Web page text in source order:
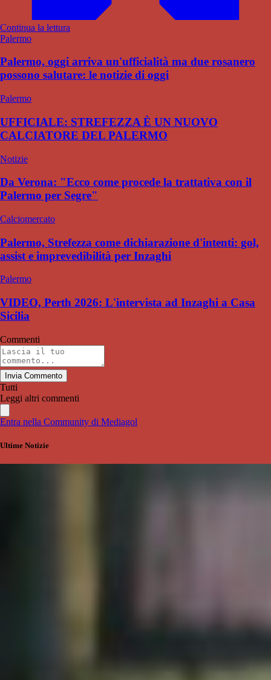
Continua la lettura
Palermo
Palermo, oggi arriva un'ufficialità ma due rosanero
possono salutare: le notizie di oggi
Palermo
UFFICIALE: STREFEZZA È UN NUOVO
CALCIATORE DEL PALERMO
Notizie
Da Verona: "Ecco come procede la trattativa con il
Palermo per Segre"
Calciomercato
Palermo, Strefezza come dichiarazione d'intenti: gol,
assist e imprevedibilità per Inzaghi
Palermo
VIDEO, Perth 2026: L'intervista ad Inzaghi a Casa
Sicilia
Commenti
Invia Commento
Tutti
Leggi altri commenti
Entra nella Community di Mediagol
Ultime Notizie